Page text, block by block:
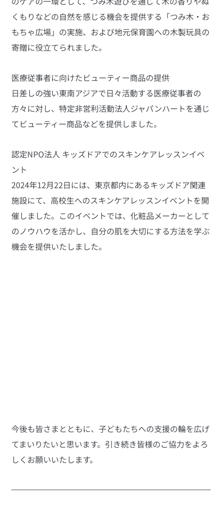
くもりなどの自然を感じる機会を提供する「つみ木・お
もちゃ広場」の実施、および地元保育園への木製玩具の
寄贈に役立てられました。
医療従事者に向けたビューティー商品の提供
日差しの強い東南アジアで日々活動する医療従事者の
方々に対し、特定非営利活動法人ジャパンハートを通じ
てビューティー商品などを提供しました。
認定NPO法人 キッズドアでのスキンケアレッスンイベ
ント
2024年12月22日には、東京都内にあるキッズドア関連
施設にて、高校生へのスキンケアレッスンイベントを開
催しました。このイベントでは、化粧品メーカーとして
のノウハウを活かし、自分の肌を大切にする方法を学ぶ
機会を提供いたしました。
今後も皆さまとともに、子どもたちへの支援の輪を広げ
てまいりたいと思います。引き続き皆様のご協力をよろ
しくお願いいたします。